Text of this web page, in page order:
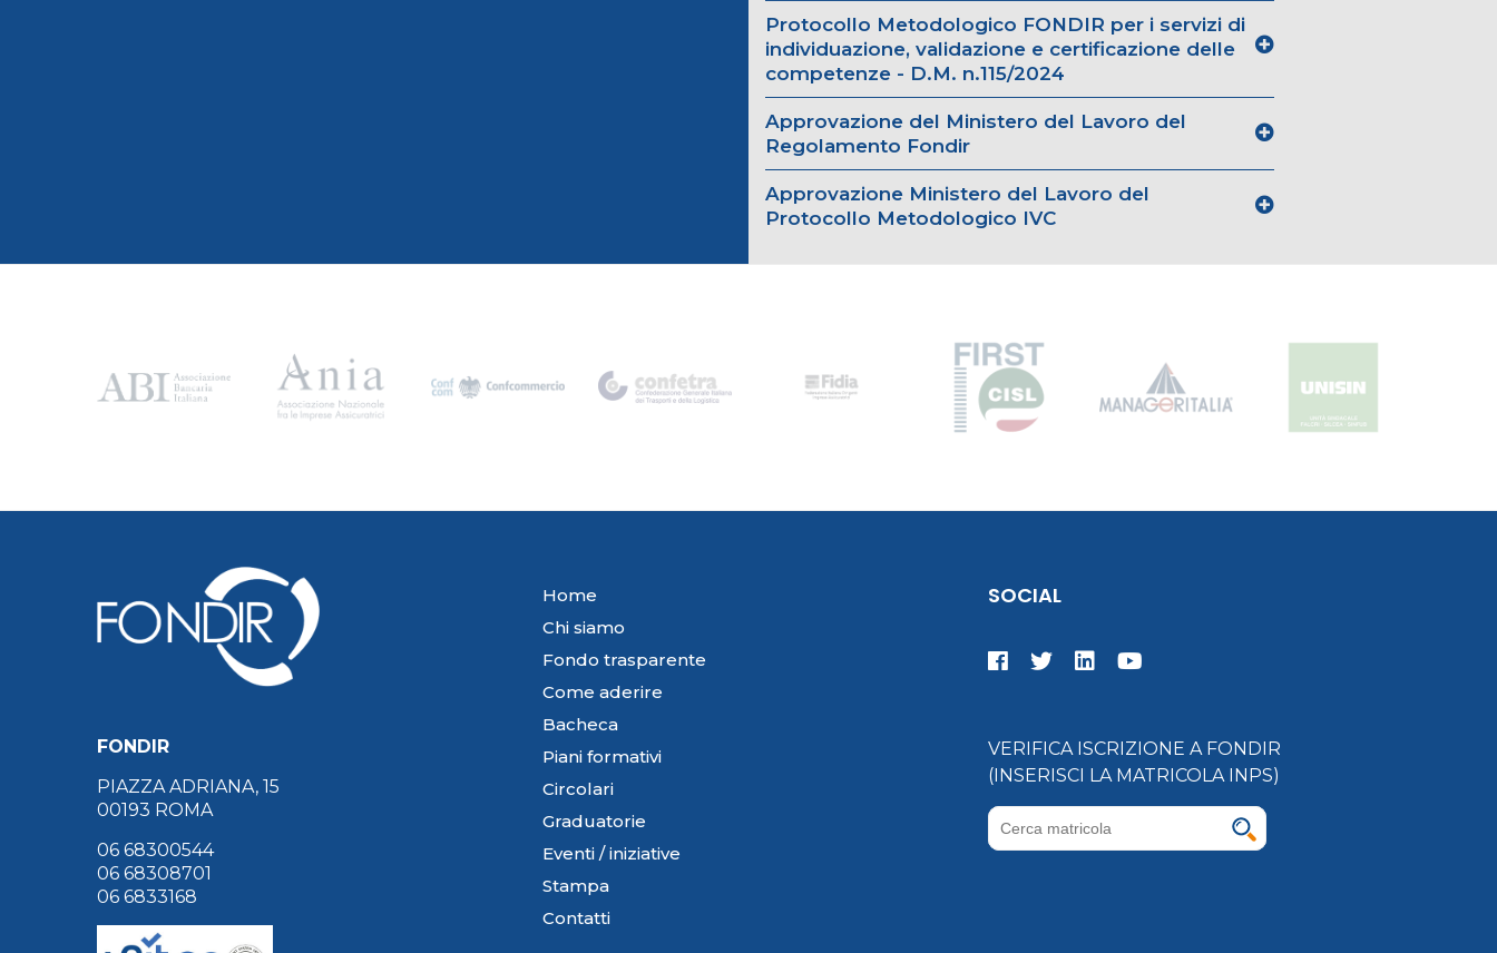
Protocollo Metodologico FONDIR per i servizi di
individuazione, validazione e certificazione delle
competenze - D.M. n.115/2024
Approvazione del Ministero del Lavoro del
Regolamento Fondir
Approvazione Ministero del Lavoro del
Protocollo Metodologico IVC
FONDIR
PIAZZA ADRIANA, 15
00193 ROMA
06 68300544
06 68308701
06 6833168
Home
Chi siamo
Fondo trasparente
Come aderire
Bacheca
Piani formativi
Circolari
Graduatorie
Eventi / iniziative
Stampa
Contatti
SOCIAL
VERIFICA ISCRIZIONE A FONDIR
(INSERISCI LA MATRICOLA INPS)